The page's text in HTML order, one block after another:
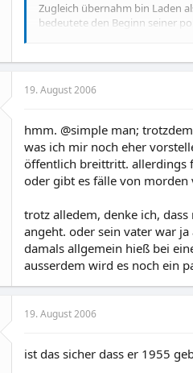
Zugleich übernahm bin Laden
bedeutete den Beginn seiner
Pakistan zu organisieren, wo
Quelle
19. August 2006
hmm. @simple man;
was ich mir noch eher
öffentlich breittritt. allerdings
oder gibt es fälle von morden
trotz alledem, denke ich,
angeht. oder sein vater war
damals allgemein hieß bei
ausserdem wird es noch ein
19. August 2006
ist das sicher dass er 1955